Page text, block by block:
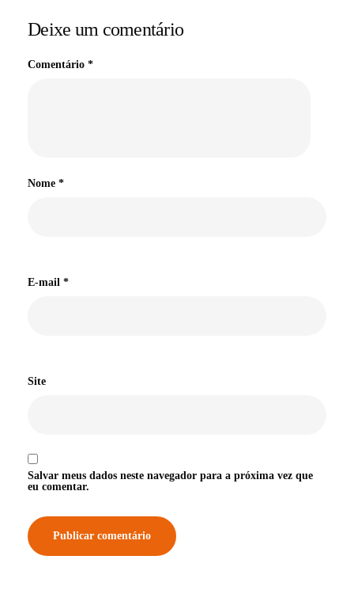
Deixe um comentário
Comentário *
Nome *
E-mail *
Site
Salvar meus dados neste navegador para a próxima vez que
eu comentar.